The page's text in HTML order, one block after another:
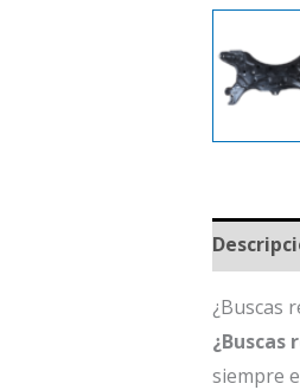
¿Buscas
¿Buscas
siempre